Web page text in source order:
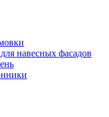
навесных фасадов